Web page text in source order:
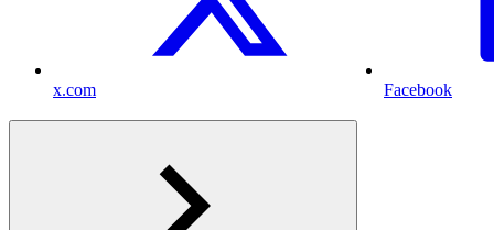
x.com Facebook